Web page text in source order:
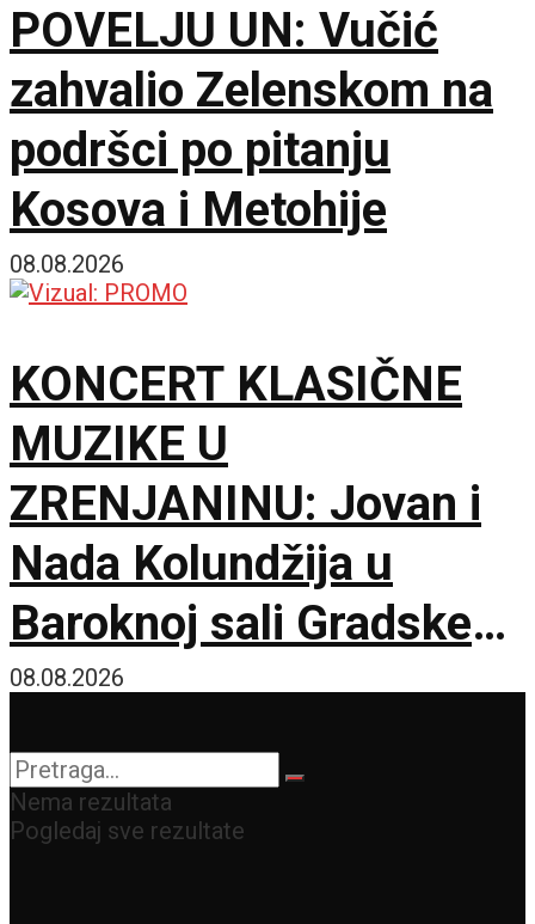
POVELJU UN: Vučić
zahvalio Zelenskom na
podršci po pitanju
Kosova i Metohije
08.08.2026
KONCERT KLASIČNE
MUZIKE U
ZRENJANINU: Jovan i
Nada Kolundžija u
Baroknoj sali Gradske
kuće
08.08.2026
Nema rezultata
Pogledaj sve rezultate